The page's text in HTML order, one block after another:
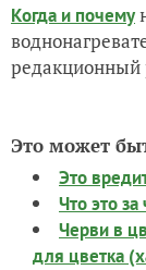
Когда и почему
редакционный
Это может
Это
Что это
Черви в
для цветка